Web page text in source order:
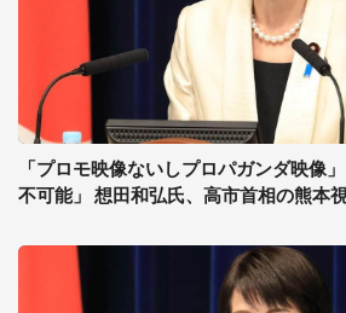
「プロモ映像ないしプロパガンダ映像
不可能」 想田和弘氏、高市首相の熊本